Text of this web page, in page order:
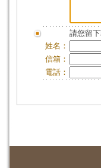
請您留
姓名：
信箱：
電話：